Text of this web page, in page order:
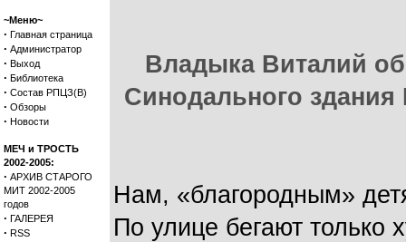
~Меню~
· Главная страница
· Администратор
· Выход
· Библиотека
· Состав РПЦЗ(В)
· Обзоры
· Новости
МЕЧ и ТРОСТЬ
2002-2005:
· АРХИВ СТАРОГО
МИТ 2002-2005
годов
· ГАЛЕРЕЯ
· RSS
Владыка Виталий
Синодального
Нам, «благородным»
По улице бегают только